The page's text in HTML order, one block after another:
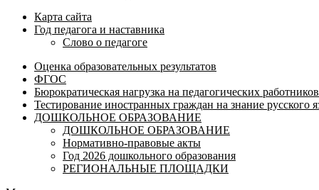
Карта сайта
Год педагога и наставника
Слово о педагоге
Оценка образовательных результатов
ФГОС
Бюрократическая нагрузка на педагогических работников
Тестирование иностранных граждан на знание русского
ДОШКОЛЬНОЕ ОБРАЗОВАНИЕ
ДОШКОЛЬНОЕ ОБРАЗОВАНИЕ
Нормативно-правовые акты
Год 2026 дошкольного образования
РЕГИОНАЛЬНЫЕ ПЛОЩАДКИ